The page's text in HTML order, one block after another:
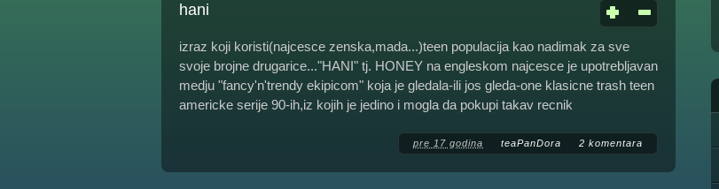
hani
izraz koji koristi(najcesce zenska,mada...)teen populacija kao nadimak za sve
svoje brojne drugarice..."HANI" tj. HONEY na engleskom najcesce je upotrebljavan
medju "fancy'n'trendy ekipicom" koja je gledala-ili jos gleda-one klasicne trash teen
americke serije 90-ih,iz kojih je jedino i mogla da pokupi takav recnik
pre 17 godina teaPanDora 2 komentara